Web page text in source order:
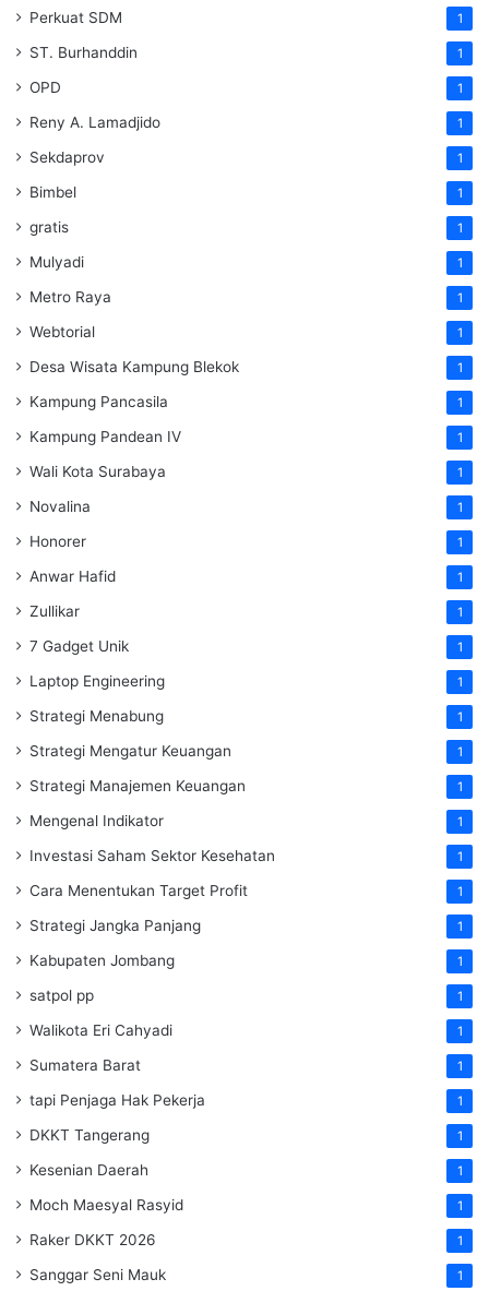
Perkuat SDM 1
ST. Burhanddin 1
OPD 1
Reny A. Lamadjido 1
Sekdaprov 1
Bimbel 1
gratis 1
Mulyadi 1
Metro Raya 1
Webtorial 1
Desa Wisata Kampung Blekok 1
Kampung Pancasila 1
Kampung Pandean IV 1
Wali Kota Surabaya 1
Novalina 1
Honorer 1
Anwar Hafid 1
Zullikar 1
7 Gadget Unik 1
Laptop Engineering 1
Strategi Menabung 1
Strategi Mengatur Keuangan 1
Strategi Manajemen Keuangan 1
Mengenal Indikator 1
Investasi Saham Sektor Kesehatan 1
Cara Menentukan Target Profit 1
Strategi Jangka Panjang 1
Kabupaten Jombang 1
satpol pp 1
Walikota Eri Cahyadi 1
Sumatera Barat 1
tapi Penjaga Hak Pekerja 1
DKKT Tangerang 1
Kesenian Daerah 1
Moch Maesyal Rasyid 1
Raker DKKT 2026 1
Sanggar Seni Mauk 1